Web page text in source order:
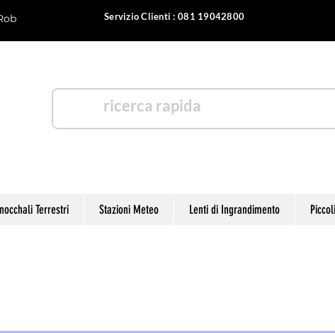
Servizio Clienti : 081 19042800
Terrestri Stazioni Meteo Lenti di Ingrandimento